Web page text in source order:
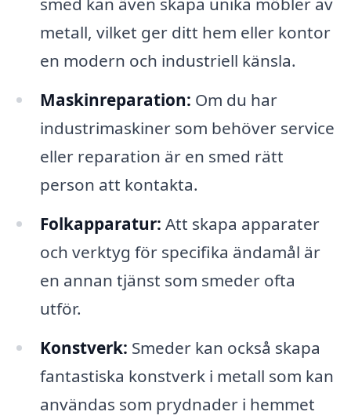
metall, vilket ger ditt hem eller kontor
en modern och industriell känsla.
Maskinreparation: Om du har
industrimaskiner som behöver service
eller reparation är en smed rätt
person att kontakta.
Folkapparatur: Att skapa apparater
och verktyg för specifika ändamål är
en annan tjänst som smeder ofta
utför.
Konstverk: Smeder kan också skapa
fantastiska konstverk i metall som kan
användas som prydnader i hemmet